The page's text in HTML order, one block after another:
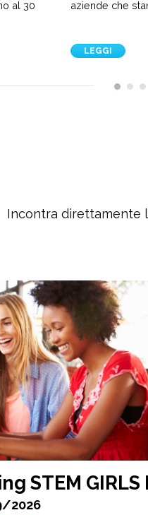
al 30
aziende che
LEGGI
Incontra direttamente
STEM GIRLS
2026